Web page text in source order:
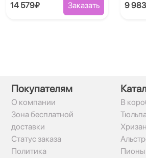
14 579₽ Заказать 9
Покупателям
О компании
Зона бесплатной
доставки
Статус заказа
Политика
В
Пионы